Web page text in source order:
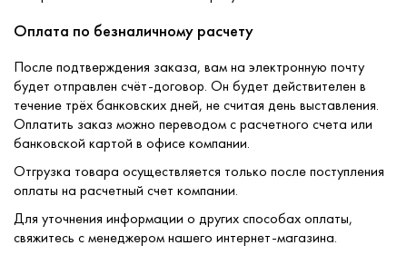
Оплата по безналичному расчету
После подтверждения заказа, вам на электронную почту
будет отправлен счёт-договор. Он будет действителен в
течение трёх банковских дней, не считая день выставления.
Оплатить заказ можно переводом с расчетного счета или
банковской картой в офисе компании.
Отгрузка товара осуществляется только после поступления
оплаты на расчетный счет компании.
Для уточнения информации о других способах оплаты,
свяжитесь с менеджером нашего интернет-магазина.